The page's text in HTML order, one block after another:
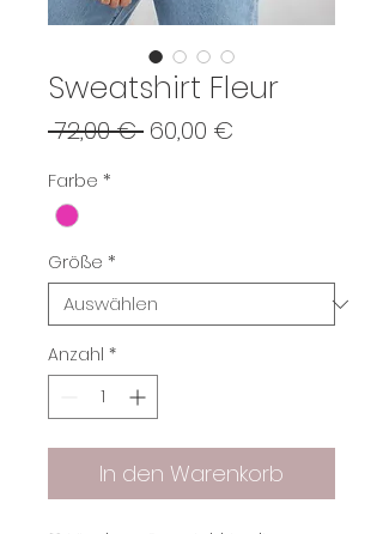
Sweatshirt Fleur
72,00 € Standardpreis
60,00 €
Farbe *
Größe *
Anzahl *
In den Warenkorb